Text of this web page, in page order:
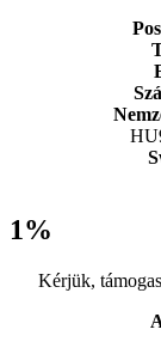
1%
Kérjük,